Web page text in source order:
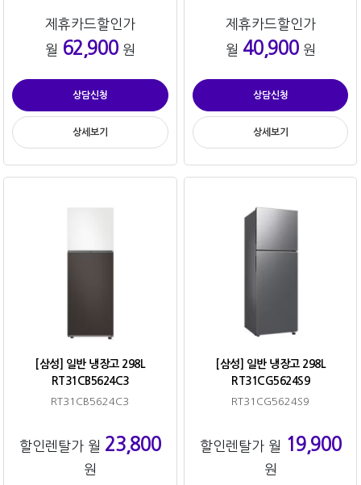
제휴카드할인가
월 62,900원
상담신청
상세보기
제휴카드할인가
월 40,900원
상담신청
상세보기
[삼성] 일반 냉장고 298L
RT31CB5624C3
RT31CB5624C3
할인렌탈가 월 23,800
원
[삼성] 일반 냉장고 298L
RT31CG5624S9
RT31CG5624S9
할인렌탈가 월 19,900
원